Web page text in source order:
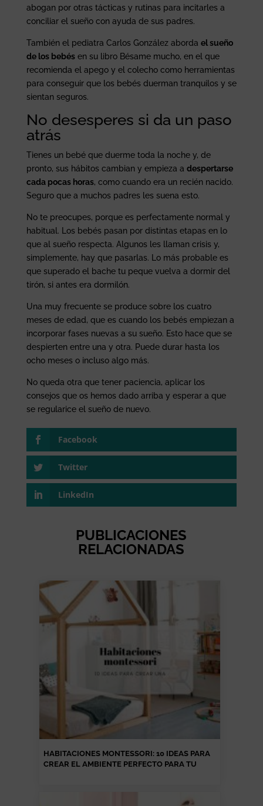
abogan por otras tácticas y rutinas para incitarles a
conciliar el sueño con ayuda de sus padres.
También el pediatra Carlos González aborda el sueño
de los bebésen su libro Bésame mucho, en el que
recomienda el apego y el colecho como herramientas
para conseguir que los bebés duerman tranquilos y se
sientan seguros.
No desesperes si da un paso
atrás
Tienes un bebé que duerme toda la noche y, de
pronto, sus hábitos cambian y empieza a despertarse
cada pocas horas, como cuando era un recién nacido.
Seguro que a muchos padres les suena esto.
No te preocupes, porque es perfectamente normal y
habitual. Los bebés pasan por distintas etapas en lo
que al sueño respecta. Algunos les llaman crisis y,
simplemente, hay que pasarlas. Lo más probable es
que superado el bache tu peque vuelva a dormir del
tirón, si antes era dormilón.
Una muy frecuente se produce sobre los cuatro
meses de edad, que es cuando los bebés empiezan a
incorporar fases nuevas a su sueño. Esto hace que se
despierten entre una y otra. Puede durar hasta los
ocho meses o incluso algo más.
No queda otra que tener paciencia, aplicar los
consejos que os hemos dado arriba y esperar a que
se regularice el sueño de nuevo.
Facebook
Twitter
LinkedIn
PUBLICACIONES
RELACIONADAS
HABITACIONES MONTESSORI: 10 IDEAS PARA
CREAR EL AMBIENTE PERFECTO PARA TU